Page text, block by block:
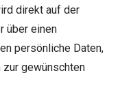
direkt auf der
über einen
persönliche Daten,
zur gewünschten